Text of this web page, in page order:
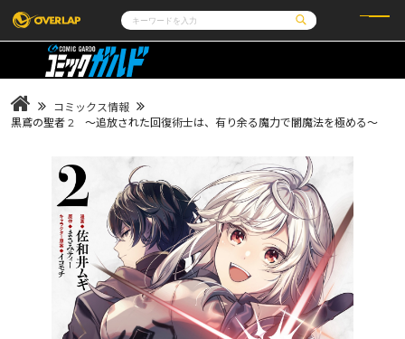
コミック
LiQulle
ラブパルフェ
ライトノベル
ロサージュノベルス
その他 通販・NEWS
企業
会社概要
採用情報
アクセス
オーバーラップホールディングス
お問い合わせはこちら
オーバーラップ文庫
オーバーラップノベルス
コミックス情報
黒鳶の聖者 2 ～追放された回復術士は、有り余る魔力で闇魔法を極める～